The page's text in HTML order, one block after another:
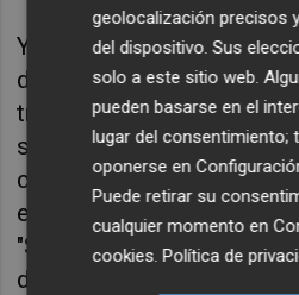
Y los fondos europeos,
destinados a cualquier
transformaciones
sostenibilidad". En este
consistorio "está
extraordinario" por captar
"Somos líderes de
de fondos europeos, una
geolocalización precisos
del dispositivo. Sus
solo a este sitio web.
pueden basarse en el
lugar del consentimiento;
oponerse en
Puede retirar su
cualquier momento en
cookies .Política de